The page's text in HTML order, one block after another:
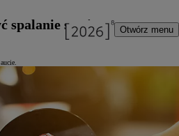
Otwórz menu
spalanie swojego